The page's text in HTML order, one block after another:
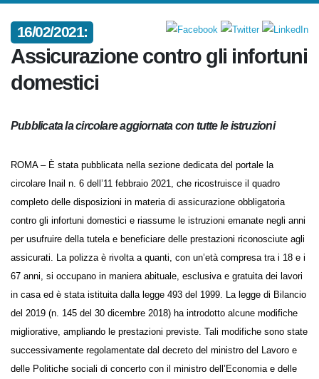
16/02/2021:
Assicurazione contro gli infortuni
domestici
Pubblicata la circolare aggiornata con tutte le istruzioni
ROMA – È stata pubblicata nella sezione dedicata del portale la
circolare Inail n. 6 dell’11 febbraio 2021, che ricostruisce il quadro
completo delle disposizioni in materia di assicurazione obbligatoria
contro gli infortuni domestici e riassume le istruzioni emanate negli anni
per usufruire della tutela e beneficiare delle prestazioni riconosciute agli
assicurati. La polizza è rivolta a quanti, con un’età compresa tra i 18 e i
67 anni, si occupano in maniera abituale, esclusiva e gratuita dei lavori
in casa ed è stata istituita dalla legge 493 del 1999. La legge di Bilancio
del 2019 (n. 145 del 30 dicembre 2018) ha introdotto alcune modifiche
migliorative, ampliando le prestazioni previste. Tali modifiche sono state
successivamente regolamentate dal decreto del ministro del Lavoro e
delle Politiche sociali di concerto con il ministro dell’Economia e delle